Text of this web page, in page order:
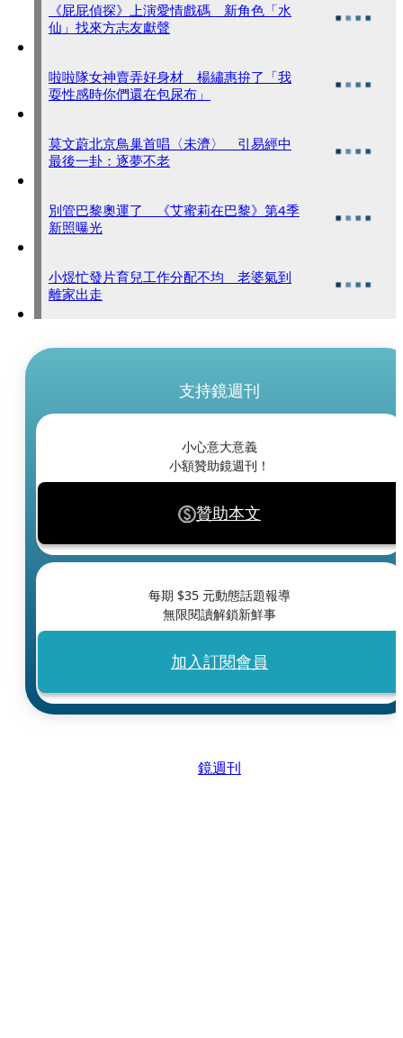
《屁屁偵探》上演愛情戲碼 新角色「水
仙」找來方志友獻聲
啦啦隊女神賣弄好身材 楊繡惠拚了「我
耍性感時你們還在包尿布」
莫文蔚北京鳥巢首唱〈未濟〉 引易經中
最後一卦：逐夢不老
別管巴黎奧運了 《艾蜜莉在巴黎》第4季
新照曝光
小煜忙發片育兒工作分配不均 老婆氣到
離家出走
支持鏡週刊
小心意大意義
小額贊助鏡週刊！
贊助本文
每期 $35 元動態話題報導
無限閱讀解鎖新鮮事
加入訂閱會員
鏡週刊